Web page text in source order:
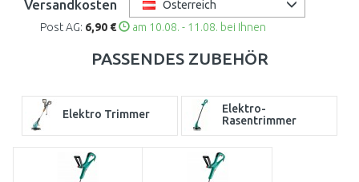
Versandkosten
Österreich
Post AG: 6,90 € am 10.08. - 11.08. bei Ihnen
PASSENDES ZUBEHÖR
Elektro Trimmer
Elektro-
Rasentrimmer